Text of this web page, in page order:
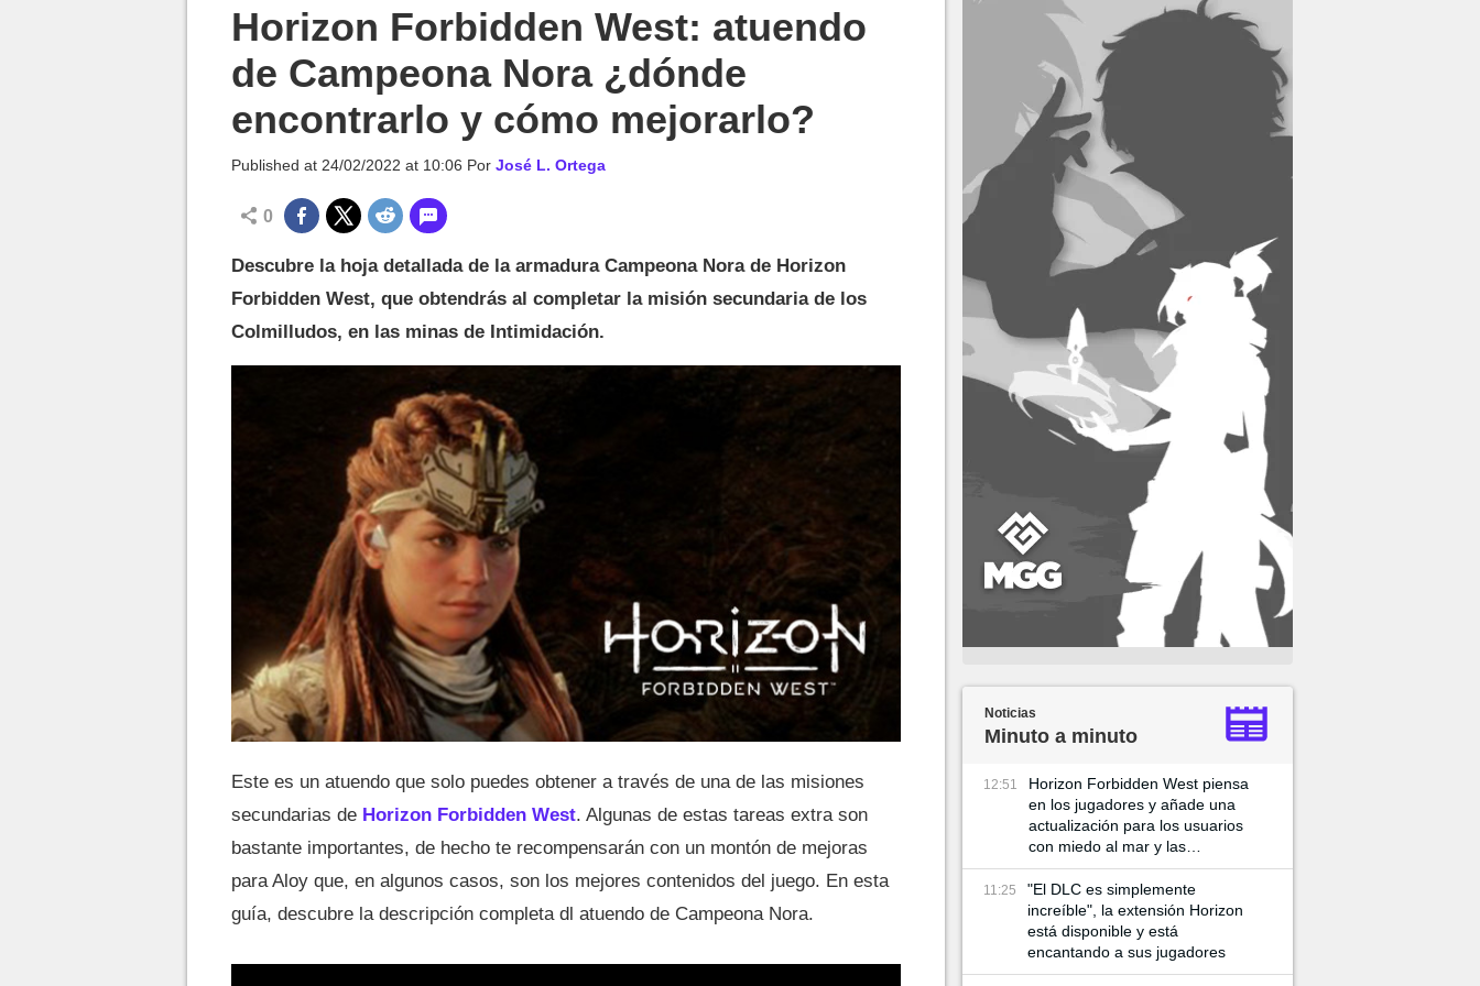
Horizon Forbidden West: atuendo
de Campeona Nora ¿dónde
encontrarlo y cómo mejorarlo?
Published at 24/02/2022 at 10:06 Por José L. Ortega
0
Descubre la hoja detallada de la armadura Campeona Nora de Horizon
Forbidden West, que obtendrás al completar la misión secundaria de los
Colmilludos, en las minas de Intimidación.
Este es un atuendo que solo puedes obtener a través de una de las misiones
secundarias de Horizon Forbidden West. Algunas de estas tareas extra son
bastante importantes, de hecho te recompensarán con un montón de mejoras
para Aloy que, en algunos casos, son los mejores contenidos del juego. En esta
guía, descubre la descripción completa dl atuendo de Campeona Nora.
Noticias
Minuto a minuto
12:51
Horizon Forbidden West piensa
en los jugadores y añade una
actualización para los usuarios
con miedo al mar y las
profundidades
11:25
"El DLC es simplemente
increíble", la extensión Horizon
está disponible y está
encantando a sus jugadores